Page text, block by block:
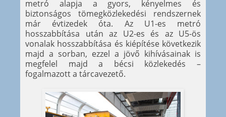
metró alapja a gyors, kényelmes és
biztonságos tömegközlekedési rendszernek
már évtizedek óta. Az U1-es metró
hosszabbítása után az U2-es és az U5-ös
vonalak hosszabbítása és kiépítése következik
majd a sorban, ezzel a jövő kihívásainak is
megfelel majd a bécsi közlekedés –
fogalmazott a tárcavezető.